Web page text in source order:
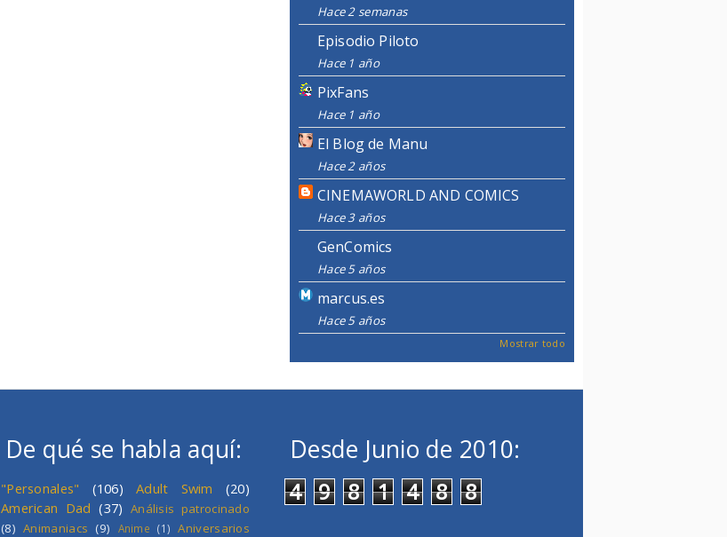
Hace 2 semanas
Episodio Piloto
Hace 1 año
PixFans
Hace 1 año
El Blog de Manu
Hace 2 años
CINEMAWORLD AND COMICS
Hace 3 años
GenComics
Hace 5 años
marcus.es
Hace 5 años
Mostrar todo
De qué se habla aquí:
"Personales" (106) Adult Swim
(20)
American Dad (37) Análisis patrocinado
(8) Animaniacs (9) Anime (1) Aniversarios
Desde Junio de 2010:
4 9 8 1 4 8 8